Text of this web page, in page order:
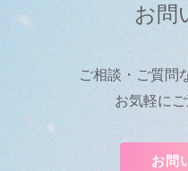
お問
ご相談・ご質問
お気軽にご
お問